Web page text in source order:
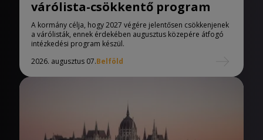
várólista-csökkentő program
A kormány célja, hogy 2027 végére jelentősen csökkenjenek
a várólisták, ennek érdekében augusztus közepére átfogó
intézkedési program készül.
2026. augusztus 07.Belföld